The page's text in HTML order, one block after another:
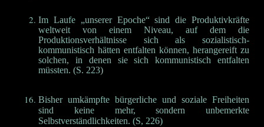
Im Laufe „unserer Epoche“ sind die Produktivkräfte
weltweit von einem Niveau, auf dem die
Produktionsverhältnisse sich als sozialistisch-
kommunistisch hätten entfalten können, herangereift zu
solchen, in denen sie sich kommunistisch entfalten
müssten. (S. 223)
Bisher umkämpfte bürgerliche und soziale Freiheiten
sind keine mehr, sondern unbemerkte
Selbstverständlichkeiten. (S, 226)